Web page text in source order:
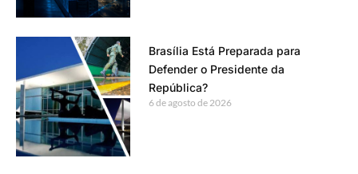
Brasília Está Preparada para
Defender o Presidente da
República?
6 de agosto de 2026